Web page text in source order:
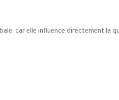
car elle influence directement la